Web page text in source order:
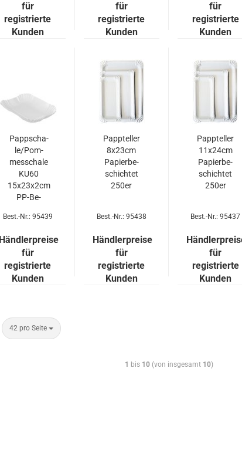
für
registrierte
Kunden
für
registrierte
Kunden
für
registrierte
Kunden
Papp­scha­
le/Pom­
mes­scha­le
KU60
15x23x2cm
PP-​Be­
250er
Best.-Nr.: 95439
Händlerpreise
für
registrierte
Kunden
Papp­tel­ler
8x23cm
Pa­pier­be­
schich­tet
250er
Best.-Nr.: 95438
Händlerpreise
für
registrierte
Kunden
Papp­tel­ler
11x24cm
Pa­pier­be­
schich­tet
250er
Best.-Nr.: 95437
für
registrierte
Kunden
42 pro Seite
1 bis 10(von insgesamt 10)